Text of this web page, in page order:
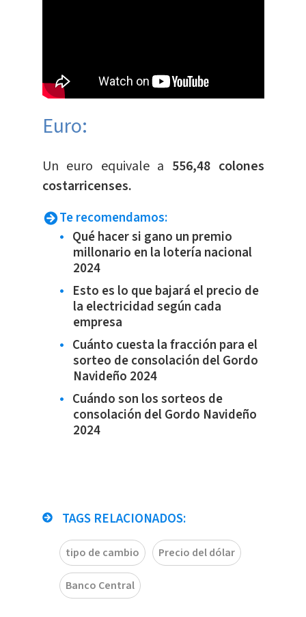
Euro:
​Un euro equivale a 556,48 colones
costarricenses.
Te recomendamos:
Qué hacer si gano un premio
millonario en la lotería nacional
2024
Esto es lo que bajará el precio de
la electricidad según cada
empresa
Cuánto cuesta la fracción para el
sorteo de consolación del Gordo
Navideño 2024
Cuándo son los sorteos de
consolación del Gordo Navideño
2024
TAGS RELACIONADOS:
tipo de cambio Precio del dólar
Banco Central